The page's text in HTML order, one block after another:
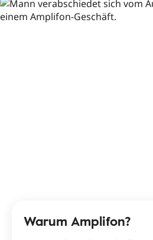
Warum Amplifon?